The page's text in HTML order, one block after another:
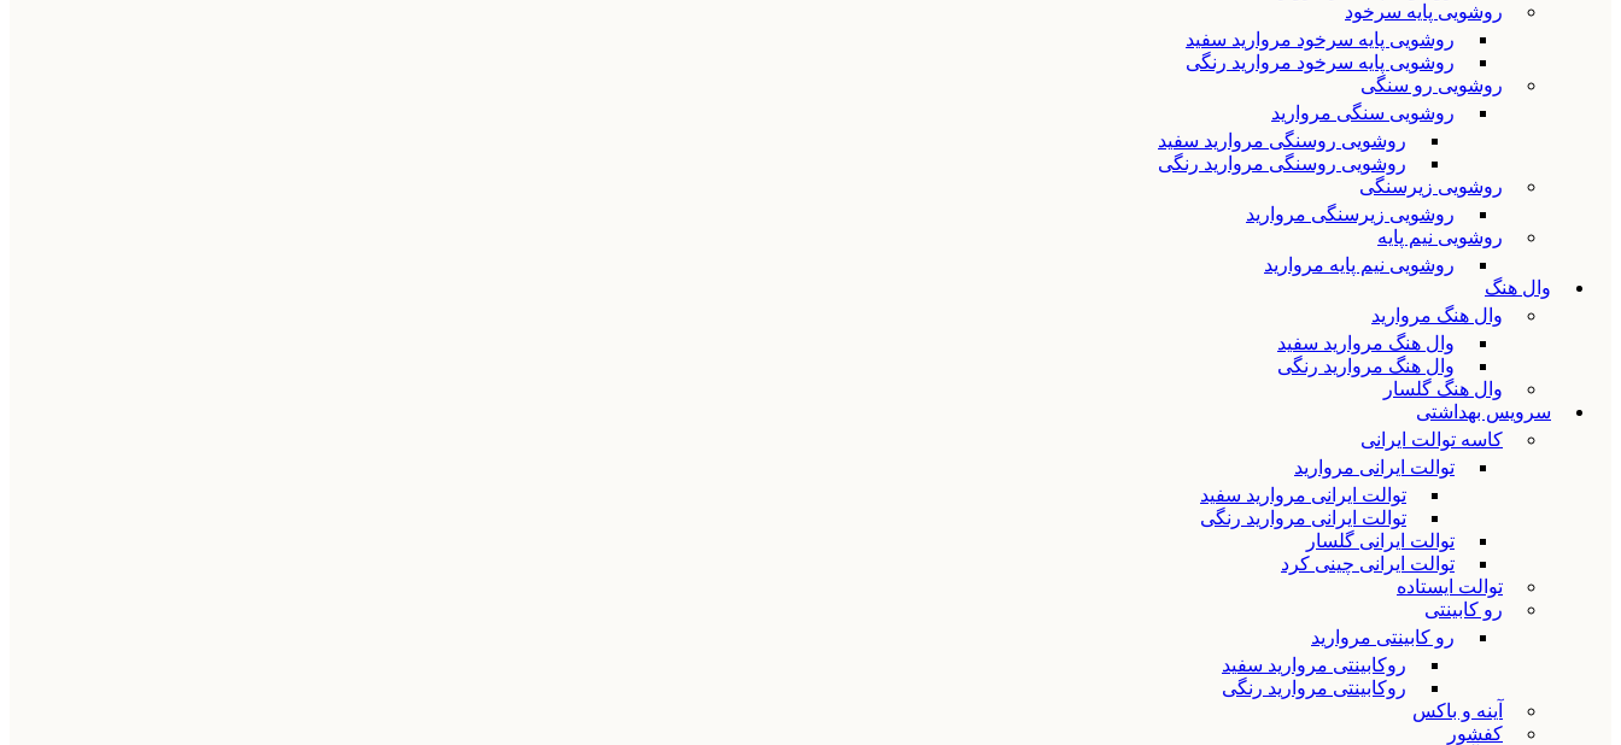
روشویی پایه سرخود
روشویی پایه سرخود مروارید سفید
روشویی پایه سرخود مروارید رنگی
روشویی رو سنگی
روشویی سنگی مروارید
روشویی روسنگی مروارید سفید
روشویی روسنگی مروارید رنگی
روشویی زیرسنگی
روشویی زیرسنگی مروارید
روشویی نیم پایه
روشویی نیم پایه مروارید
وال هنگ
وال هنگ مروارید
وال هنگ مروارید سفید
وال هنگ مروارید رنگی
وال هنگ گلسار
سرویس بهداشتی
کاسه توالت ایرانی
توالت ایرانی مروارید
توالت ایرانی مروارید سفید
توالت ایرانی مروارید رنگی
توالت ایرانی گلسار
توالت ایرانی چینی کرد
توالت ایستاده
رو کابینتی
رو کابینتی مروارید
روکابینتی مروارید سفید
روکابینتی مروارید رنگی
آینه و باکس
کفشور